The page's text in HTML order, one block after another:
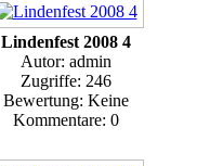
Lindenfest 2008 4
Autor: admin
Zugriffe: 246
Bewertung: Keine
Kommentare: 0